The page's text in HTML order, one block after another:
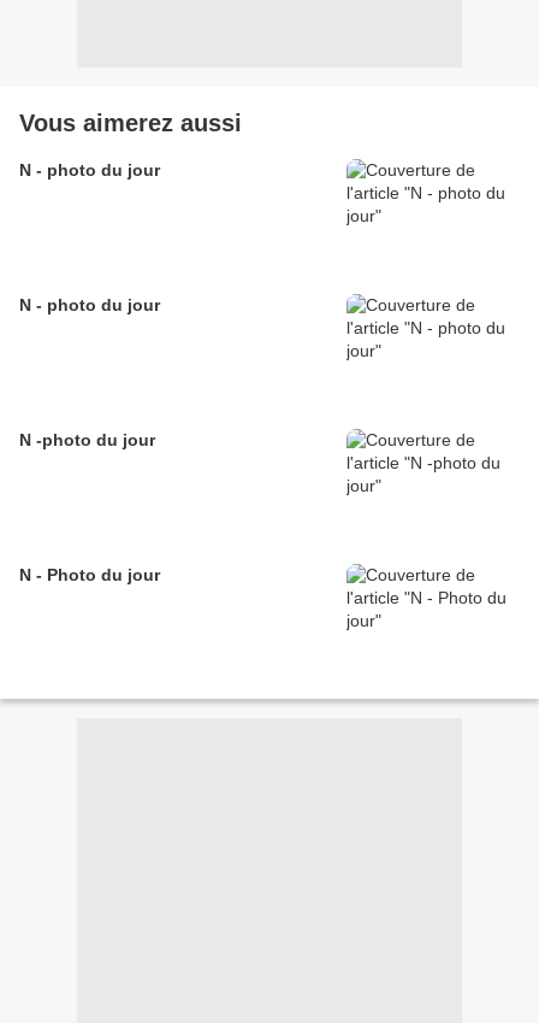
Vous aimerez aussi
N - photo du jour
N - photo du jour
N -photo du jour
N - Photo du jour